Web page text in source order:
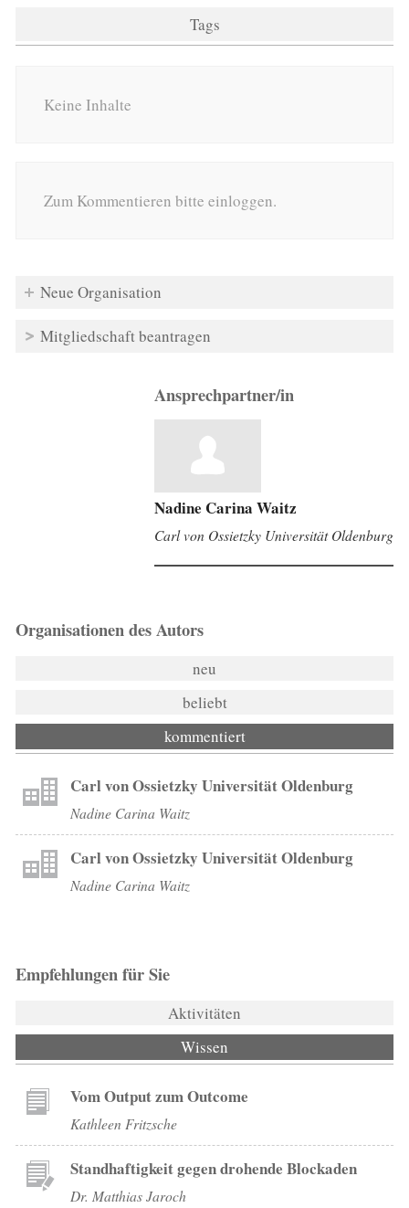
Tags
Keine Inhalte
Zum Kommentieren bitte einloggen.
Neue Organisation
Mitgliedschaft beantragen
Ansprechpartner/in
Nadine Carina Waitz
Carl von Ossietzky Universität Oldenburg
Organisationen des Autors
neu
beliebt
kommentiert
Carl von Ossietzky Universität Oldenburg
Nadine Carina Waitz
Carl von Ossietzky Universität Oldenburg
Nadine Carina Waitz
Empfehlungen für Sie
Aktivitäten
Wissen
Vom Output zum Outcome
Kathleen Fritzsche
Standhaftigkeit gegen drohende Blockaden
Dr. Matthias Jaroch